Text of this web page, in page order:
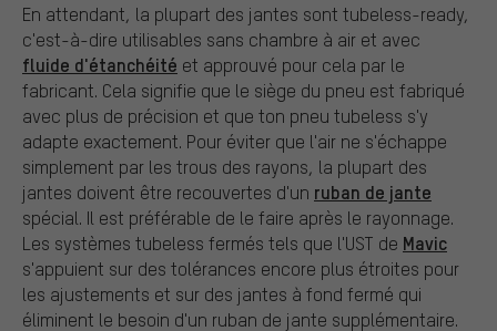
En attendant, la plupart des jantes sont tubeless-ready,
c'est-à-dire utilisables sans chambre à air et avec
fluide d'étanchéité et approuvé pour cela par le
fabricant. Cela signifie que le siège du pneu est fabriqué
avec plus de précision et que ton pneu tubeless s'y
adapte exactement. Pour éviter que l'air ne s'échappe
simplement par les trous des rayons, la plupart des
jantes doivent être recouvertes d'un ruban de jante
spécial. Il est préférable de le faire après le rayonnage.
Les systèmes tubeless fermés tels que l'UST de Mavic
s'appuient sur des tolérances encore plus étroites pour
les ajustements et sur des jantes à fond fermé qui
éliminent le besoin d'un ruban de jante supplémentaire.